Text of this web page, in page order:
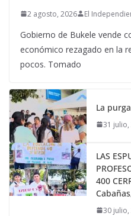
2 agosto, 2026 El
Gobierno de Bukele vende
económico rezagado en la
pocos. Tomado
La
31 julio,
LAS
400
30 julio,